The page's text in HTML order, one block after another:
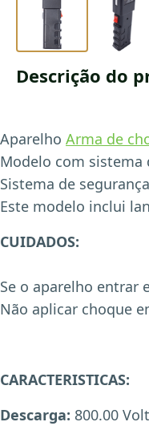
Descrição do
Aparelho Arma de
Modelo com sistema
Sistema de
Este modelo inclui
CUIDADOS:
Se o aparelho entrar
Não aplicar choque
CARACTERISTICAS:
Descarga: 800.00